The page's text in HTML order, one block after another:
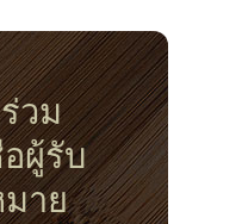
วม
ผู้รับ
าย